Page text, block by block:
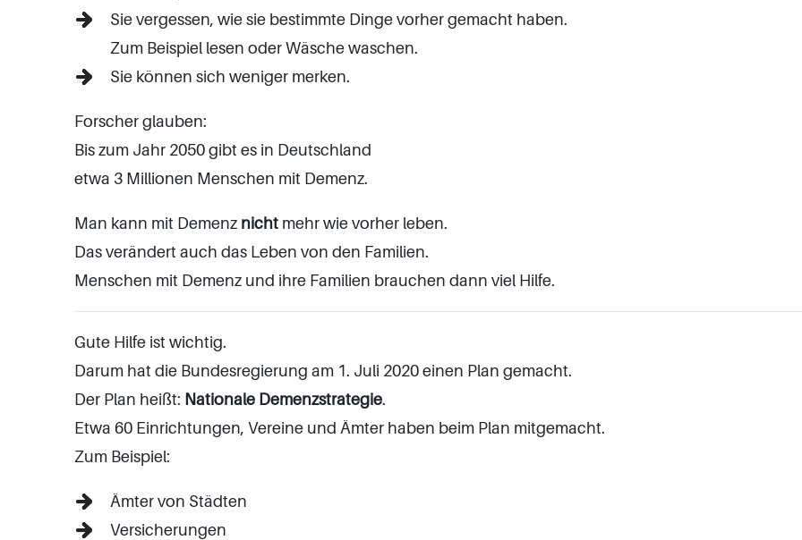
Sie vergessen, wie sie bestimmte Dinge vorher gemacht haben.
Zum Beispiel lesen oder Wäsche waschen.
Sie können sich weniger merken.
Forscher glauben:
Bis zum Jahr 2050 gibt es in Deutschland
etwa 3 Millionen Menschen mit Demenz.
Man kann mit Demenz nicht mehr wie vorher leben.
Das verändert auch das Leben von den Familien.
Menschen mit Demenz und ihre Familien brauchen dann viel Hilfe.
Gute Hilfe ist wichtig.
Darum hat die Bundesregierung am 1. Juli 2020 einen Plan gemacht.
Der Plan heißt: Nationale Demenzstrategie.
Etwa 60 Einrichtungen, Vereine und Ämter haben beim Plan mitgemacht.
Zum Beispiel:
Ämter von Städten
Versicherungen